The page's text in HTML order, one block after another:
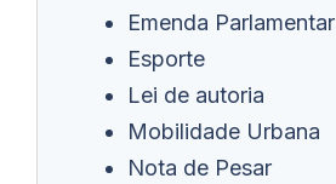
Emenda Parlamentar
Esporte
Lei de autoria
Mobilidade Urbana
Nota de Pesar